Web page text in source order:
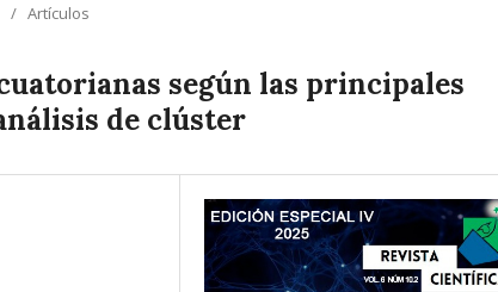
/ Artículos
según las principales
de clúster